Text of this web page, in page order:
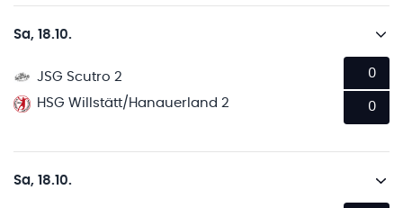
Sa, 18.10.
JSG Scutro 2
HSG Willstätt/Hanauerland 2
0
0
Sa, 18.10.